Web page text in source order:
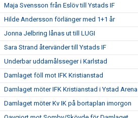
Maja Svensson från Eslöv till Ystads IF
Hilde Andersson förlänger med 1+1 år
Jonna Jelbring lånas ut till LUGI
Sara Strand återvänder till Ystads IF
Underbar uddamålsseger i Karlstad
Damlaget föll mot IFK Kristianstad
Damlaget möter IFK Kristianstad i Ystad Arena
Damlaget möter Kv IK på bortaplan imorgon